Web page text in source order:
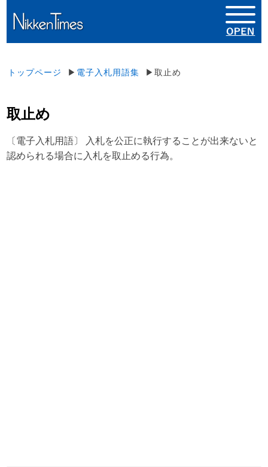
トップページ ▶ 電子入札用語集 ▶取止め
取止め
〔電子入札用語〕 入札を公正に執行することが出来ないと
認められる場合に入札を取止める行為。